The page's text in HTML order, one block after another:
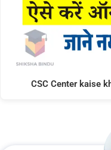
CSC Center kaise